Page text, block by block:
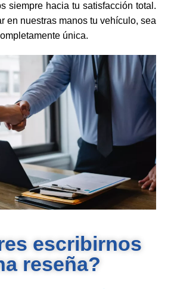
siempre hacia tu satisfacción total.
en nuestras manos tu vehículo, sea
única.
escribirnos
reseña?